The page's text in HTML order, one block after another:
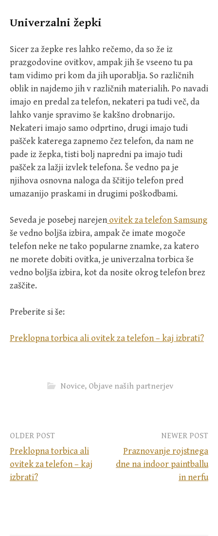
Univerzalni žepki
Sicer za žepke res lahko rečemo, da so že iz
prazgodovine ovitkov, ampak jih še vseeno tu pa
tam vidimo pri kom da jih uporablja. So različnih
oblik in najdemo jih v različnih materialih. Po navadi
imajo en predal za telefon, nekateri pa tudi več, da
lahko vanje spravimo še kakšno drobnarijo.
Nekateri imajo samo odprtino, drugi imajo tudi
pašček katerega zapnemo čez telefon, da nam ne
pade iz žepka, tisti bolj napredni pa imajo tudi
pašček za lažji izvlek telefona. Še vedno pa je
njihova osnovna naloga da ščitijo telefon pred
umazanijo praskami in drugimi poškodbami.
Seveda je posebej narejen ovitek za telefon Samsung
še vedno boljša izbira, ampak če imate mogoče
telefon neke ne tako popularne znamke, za katero
ne morete dobiti ovitka, je univerzalna torbica še
vedno boljša izbira, kot da nosite okrog telefon brez
zaščite.
Preberite si še:
Preklopna torbica ali ovitek za telefon – kaj izbrati?
Novice, Objave naših partnerjev
Post
navigation
OLDER POST
Preklopna torbica ali
ovitek za telefon – kaj
izbrati?
NEWER POST
Praznovanje rojstnega
dne na indoor paintballu
in nerfu